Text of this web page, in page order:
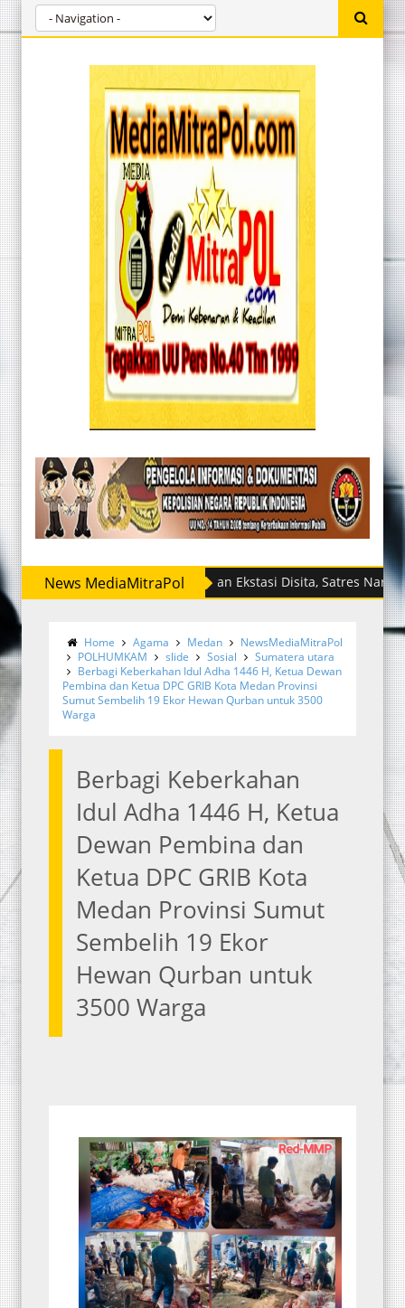
News MediaMitraPolSabu dan Ekstasi Disita, Satres Narkoba
Home Agama Medan
NewsMediaMitraPol
POLHUMKAM
slide Sosial
Sumatera utara
Berbagi Keberkahan Idul Adha 1446 H, Ketua Dewan
Pembina dan Ketua DPC GRIB Kota Medan Provinsi
Sumut Sembelih 19 Ekor Hewan Qurban untuk 3500
Warga
Berbagi Keberkahan
Idul Adha 1446 H, Ketua
Dewan Pembina dan
Ketua DPC GRIB Kota
Medan Provinsi Sumut
Sembelih 19 Ekor
Hewan Qurban untuk
3500 Warga